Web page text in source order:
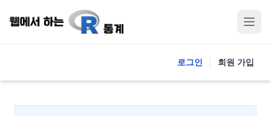
로그인 회원 가입